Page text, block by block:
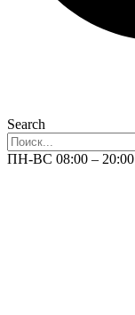
Search
ПН-ВС 08:00 – 20:00